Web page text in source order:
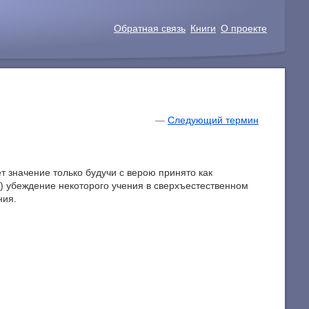
Обратная связь Книги О проекте
—Следующий термин
только будучи с верою принято как
некоторого учения в сверхъестественном